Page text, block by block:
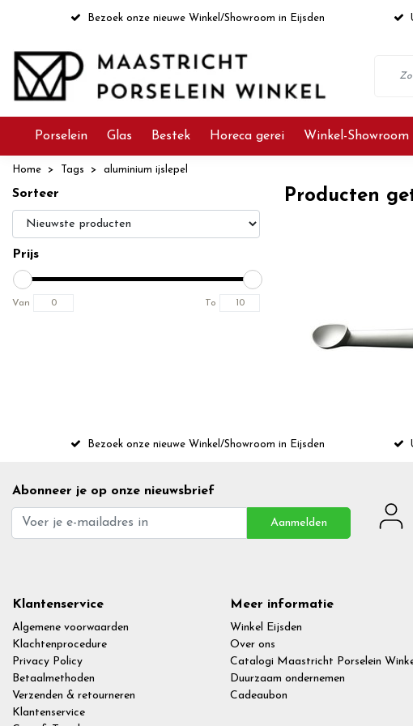
Bezoek onze nieuwe Winkel/Showroom in Eijsden
Porselein Glas Bestek Horeca gerei Winkel-Showroom
Home Tags aluminium ijslepel
Sorteer
Prijs
Van To
Producten
Bezoek onze nieuwe Winkel/Showroom in Eijsden
Abonneer je op onze nieuwsbrief
Aanmelden
Klantenservice
Algemene voorwaarden
Klachtenprocedure
Privacy Policy
Betaalmethoden
Verzenden & retourneren
Klantenservice
Meer informatie
Winkel Eijsden
Over ons
Catalogi Maastricht Porselein
Duurzaam ondernemen
Cadeaubon